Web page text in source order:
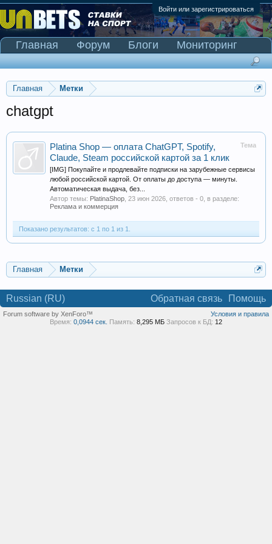
Войти или зарегистрироваться
Главная Метки
chatgpt
Тема
Platina Shop — оплата ChatGPT, Spotify,
Claude, Steam российской картой за 1 клик
[IMG] Покупайте и продлевайте подписки на зарубежные сервисы
любой российской картой. От оплаты до доступа — минуты.
Автоматическая выдача, без...
Автор темы: PlatinaShop 23 июн 2026 , ответов - 0, в разделе:
Реклама и коммерция
Показано результатов: с 1 по 1 из 1.
Главная Метки
Главная Форум Блоги
Мониторинг
Сканер Pinnacle
Russian (RU) Обратная связь Помощь
Условия и правила
Forum software by XenForo™
Время: 0,0944 сек. Память: 8,295 МБ Запросов к БД: 12